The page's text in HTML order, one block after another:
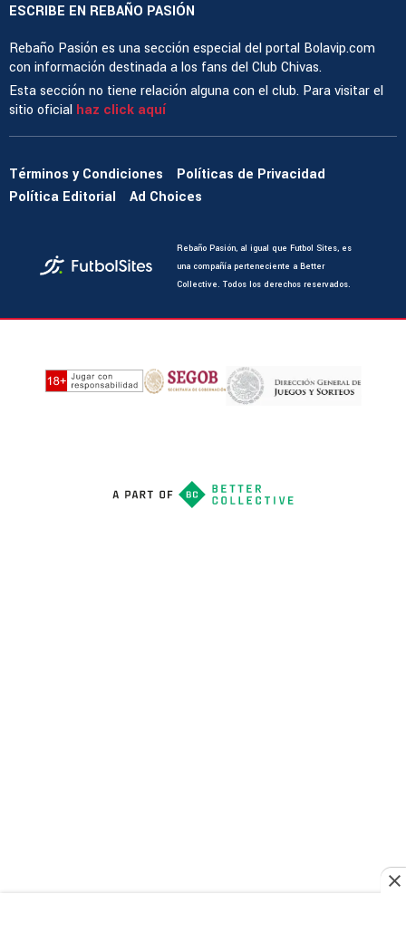
ESCRIBE EN REBAÑO PASIÓN
Rebaño Pasión es una sección especial del portal Bolavip.com
con información destinada a los fans del Club Chivas.
Esta sección no tiene relación alguna con el club. Para visitar el
sitio oficial haz click aquí
Términos y Condiciones
Políticas de Privacidad
Política Editorial
Ad Choices
Rebaño Pasión, al igual que Futbol Sites, es
una compañía perteneciente a Better
Collective. Todos los derechos reservados.